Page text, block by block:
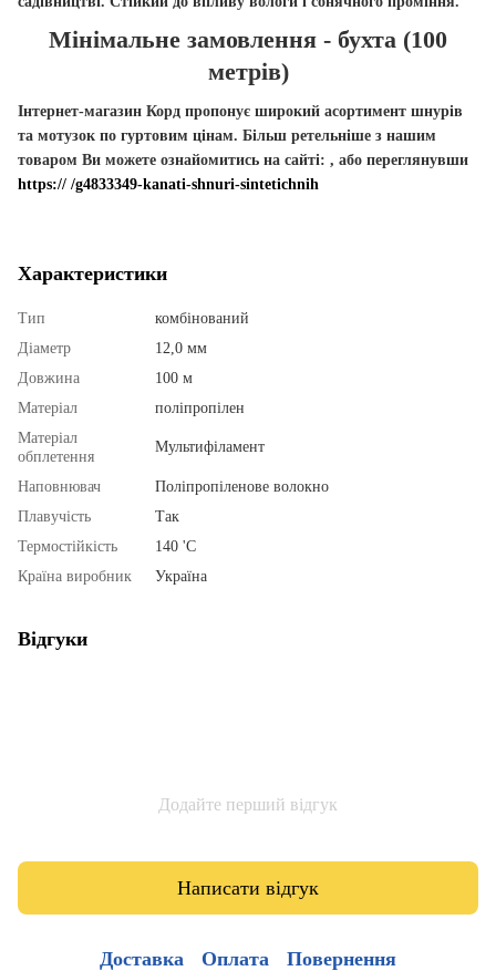
Мінімальне замовлення - бухта (100
метрів)
Інтернет-магазин Корд пропонує широкий асортимент шнурів
та мотузок по гуртовим цінам. Більш ретельніше з нашим
товаром Ви можете ознайомитись на сайті: , або переглянувши
https:// /g4833349-kanati-shnuri-sintetichnih
Характеристики
Тип
комбінований
Діаметр
12,0 мм
Довжина
100 м
Матеріал
поліпропілен
Матеріал
обплетення
Мультифіламент
Наповнювач
Поліпропіленове волокно
Плавучість
Так
Термостійкість
140 'С
Країна виробник
Україна
Відгуки
Додайте перший відгук
Написати відгук
Доставка Оплата Повернення